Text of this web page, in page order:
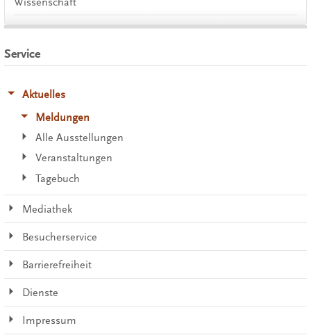
Service
Aktuelles
Meldungen
Alle Ausstellungen
Veranstaltungen
Tagebuch
Mediathek
Besucherservice
Barrierefreiheit
Dienste
Impressum